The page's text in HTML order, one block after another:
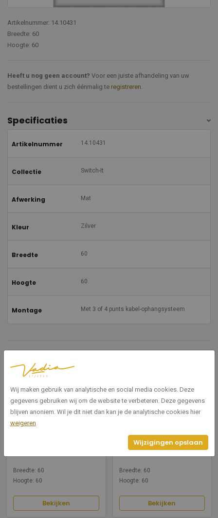
Artikelnummer: 14.10431
Breedte: 60
Hoogte: 60
Heeft u nog geen account? Voor een juiste afhandeling van uw
bestellingen dient u zich éénmalig te registreren.
Specificaties
Artikelnummer 14.10431
Collectie Switch-It
Afwerking Mat
Kleur Zilver
Breedte 60
Hoogte 60
Montage Met 3 of 4 punts kabel-ophangsysteem
Breedte: 60
Hoogte: 60
Bekijken
14.12531
Switch-it S titaan 60x60cm
Breedte: 60
Hoogte: 60
Bekijken
Wij maken gebruik van analytische en social media cookies. Deze
gegevens gebruiken wij om de website te verbeteren. Deze gegevens
blijven anoniem. Wil je dit niet dan kan je de analytische cookies hier
weigeren
Wijzigingen opslaan